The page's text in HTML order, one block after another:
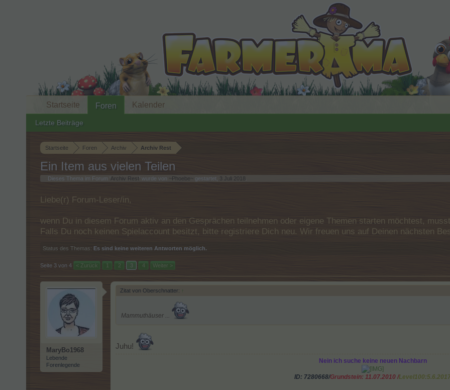
Startseite Foren Archiv Archiv Rest
Ein Item aus vielen Teilen
Dieses Thema im Forum ' Archiv Rest ' wurde von ~Phoebe~ gestartet, 3 Juli 2018
Liebe(r) Forum-Leser/in,
wenn Du in diesem Forum aktiv an den Gesprächen teilnehmen oder eigene Themen starten möchtest,
Falls Du noch keinen Spielaccount besitzt, bitte registriere Dich neu. Wir freuen uns auf Deinen nächsten
Status des Themas: Es sind keine weiteren Antworten möglich.
Seite 3 von 4 < Zurück 1 2 3 4 Weiter >
MaryBo1968
Lebende
Forenlegende
Zitat von Oberschnatter: ↑
Mammuthäuser ...
Juhu!
Nein ich suche keine neuen Nachbarn
ID: 7280668/Grundstein: 11.07.2010 /
Startseite Foren
Letzte Beiträge
Kalender